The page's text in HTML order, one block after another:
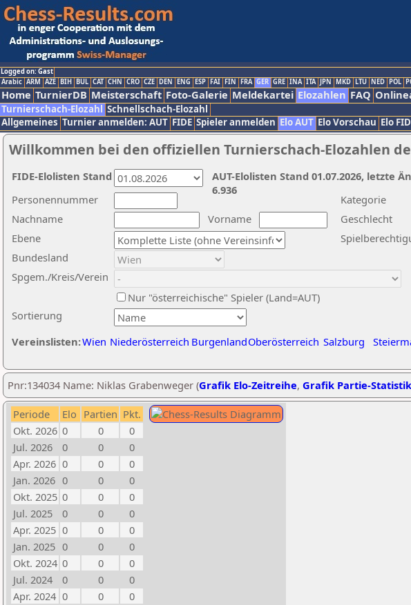
Logged on: Gast
Arabic ARM AZE BIH BUL CAT CHN CRO CZE DEN ENG ESP FAI FIN FRA GER GRE INA ITA JPN MKD LTU NED POL
Home TurnierDB Meisterschaft Foto-Galerie Meldekartei Elozahlen FAQ
Turnierschach-Elozahl Schnellschach-Elozahl
Allgemeines Turnier anmelden: AUT FIDE Spieler anmelden Elo AUT Elo Vorschau Elo
Willkommen bei den offiziellen Turnierschach-Elozahlen
Nachname
Vorname
Ebene
Kategorie
Sortierung
Personennummer
Bundesland
Spgem./Kreis/Verein
Geschlecht
Nur "österreichische" Spieler (Land=AUT)
Vereinslisten:Wien Niederösterreich BurgenlandOberösterreich Salzburg
AUT-Elolisten Stand 01.07.2026, letzte
6.936
FIDE-Elolisten Stand
Pnr:134034 Name: Niklas Grabenweger (Grafik Elo-Zeitreihe, Grafik Partie-Statistik
Periode Elo Partien Pkt.
Okt. 2026 0 0
0
Jul. 2026
0 0
0
Apr. 2026 0 0
0
Jan. 2026 0 0
0
Okt. 2025 0 0
0
Jul. 2025
0 0
0
Apr. 2025 0 0
0
Jan. 2025 0 0
0
Okt. 2024 0 0
0
Jul. 2024
0 0
0
Apr. 2024 0 0
0